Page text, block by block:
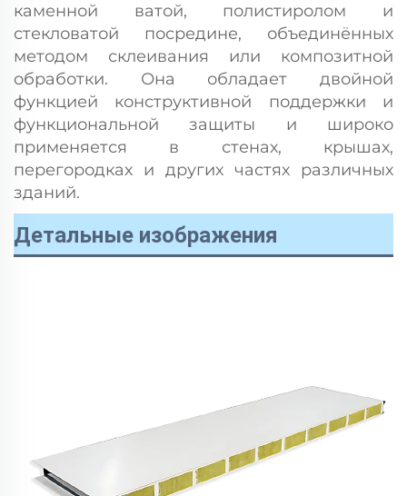
каменной ватой, полистиролом и
стекловатой посредине, объединённых
методом склеивания или композитной
обработки. Она обладает двойной
функцией конструктивной поддержки и
функциональной защиты и широко
применяется в стенах, крышах,
перегородках и других частях различных
зданий.
Детальные изображения